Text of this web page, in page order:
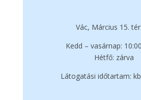
Vác, Március 15.
Kedd – vasárnap:
Hétfő: zárva
Látogatási időtartam: